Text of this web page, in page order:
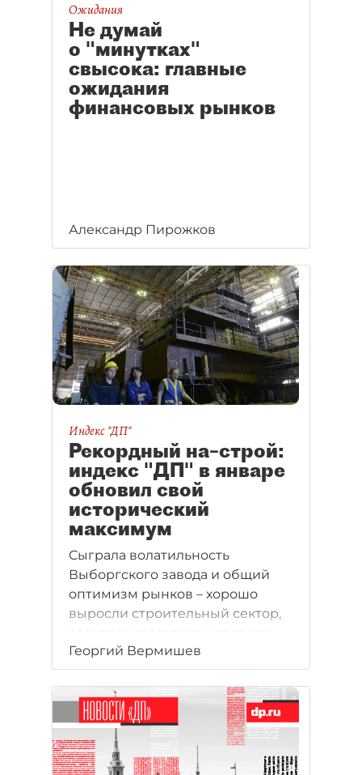
Ожидания
Не думай
о "минутках"
свысока: главные
ожидания
финансовых рынков
Александр Пирожков
Индекс "ДП"
Рекордный на–строй:
индекс "ДП" в январе
обновил свой
исторический
максимум
Сыграла волатильность
Выборгского завода и общий
оптимизм рынков – хорошо
выросли строительный сектор,
Георгий Вермишев